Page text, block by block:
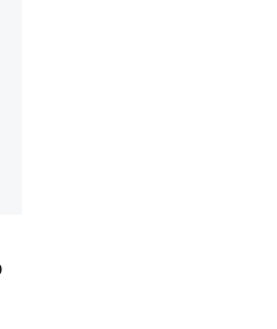
Ultra Red-PUMA Black